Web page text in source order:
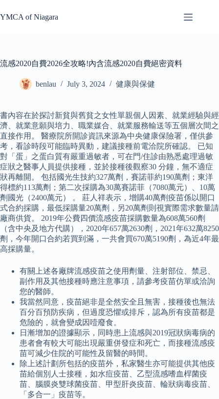
to
content
YMCA of Niagara
流感2020自費2026全攻略!內含流感2020自費絕密資料
benlau July 3, 2024 健康與保健
書內容在於探討新貧與舊貧之女性單親個人因素、就業經驗與經
濟、就業意願與培力、職業媒合、就業服務輸送等五個層次間之
直接作用。 醫療院所開診資訊來源為中央健康保險署，僅供參
考，看診時段可能臨時異動，建議接種前電洽院所確認。 已知
對「蛋」之蛋白質有嚴重過敏者，可在門/住診由熟悉處理過敏
症狀之醫事人員提供接種，並於接種後觀察30 分鐘，無不適症
狀再離開。 包括國光生技約327萬劑，賽諾菲約190萬劑；東洋
得標約113萬劑；第二次採購為30萬賽諾菲（7080萬元）、10萬
劑國光（2400萬元） 。 莊人祥表示，增購40萬劑疫苗係以開口
式合約採購，最低採購量20萬劑，另20萬劑則視實際需求數量請
廠商供貨。 2019年公費四價流感疫苗採購數量為608萬560劑
（含中央及地方代購），2020年657萬2630劑，2021年632萬8250
劑，今年開口合約若買到滿，一共會買670萬5190劑，為近4年最
高採購量。
有關上述各廠牌流感疫苗之使用劑量、注射部位、禁忌、
副作用及其他接種時應注意事項，請參考疫苗仿單或洽詢
您的醫師。
我當然同意，疫苗絕非是全然安全且無害，接種後也無法
百分百預防疾病，但過度恐懼或排斥，認為所有疫苗都是
危險的，就會變成因噎廢食。
日漸增加的證據顯示，同時患上流感與2019冠狀病毒病的
患者會有較大可能出現嚴重併發症和死亡，而接種流感疫
苗可減少住院的可能性及留醫的時間。
除上述計劃所包括的疫苗外，私家醫生亦可能提供其他疫
苗給個別人士接種，如水痘疫苗、乙型流感嗜血桿菌疫
苗、腦膜炎雙球菌疫苗、甲型肝炎疫苗、輪狀病毒疫苗、
「多合一」疫苗等。